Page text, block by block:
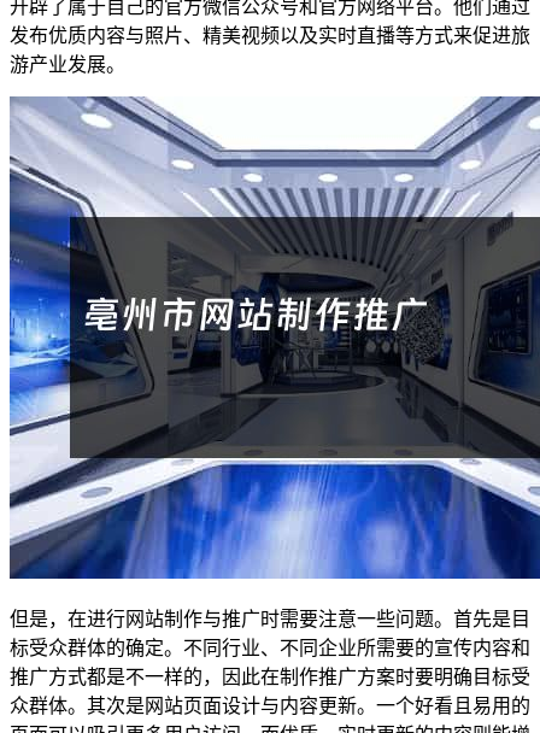
开辟了属于自己的官方微信公众号和官方网络平台。他们通过
发布优质内容与照片、精美视频以及实时直播等方式来促进旅
游产业发展。
但是，在进行网站制作与推广时需要注意一些问题。首先是目
标受众群体的确定。不同行业、不同企业所需要的宣传内容和
推广方式都是不一样的，因此在制作推广方案时要明确目标受
众群体。其次是网站页面设计与内容更新。一个好看且易用的